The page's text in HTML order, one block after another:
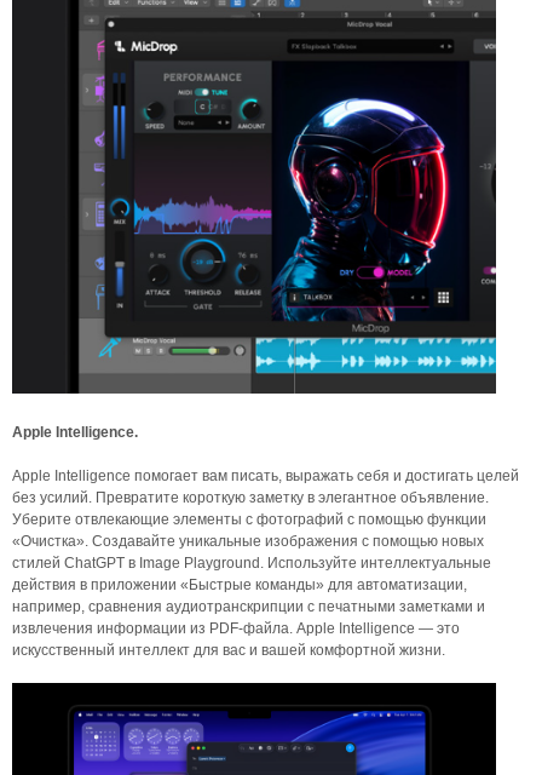
Apple Intelligence.
Apple Intelligence помогает вам писать, выражать себя и достигать целей
без усилий. Превратите короткую заметку в элегантное объявление.
Уберите отвлекающие элементы с фотографий с помощью функции
«Очистка». Создавайте уникальные изображения с помощью новых
стилей ChatGPT в Image Playground. Используйте интеллектуальные
действия в приложении «Быстрые команды» для автоматизации,
например, сравнения аудиотранскрипции с печатными заметками и
извлечения информации из PDF-файла. Apple Intelligence — это
искусственный интеллект для вас и вашей комфортной жизни.